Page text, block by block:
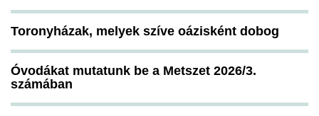
Toronyházak, melyek szíve oázisként dobog
Óvodákat mutatunk be a Metszet 2026/3.
számában